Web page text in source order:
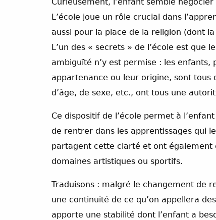
L’école joue un rôle crucial dans
aussi pour la place de la religion (dont
L’un des « secrets » de l’école est que
ambiguïté n’y est permise : les
appartenance ou leur origine, sont tous
d’âge, de sexe, etc., ont tous une
Ce dispositif de l’école permet à
de rentrer dans les apprentissages qui
partagent cette clarté et ont également
domaines artistiques ou sportifs.
Traduisons : malgré le changement de
une continuité de ce qu’on appellera
apporte une stabilité dont l’enfant a